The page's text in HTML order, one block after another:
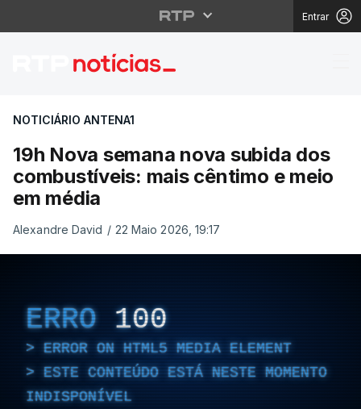
Entrar
19h Nova semana
NOTICIÁRIO ANTENA1
19h Nova semana nova subida dos
combustíveis: mais cêntimo e meio
em média
Alexandre David / 22 Maio 2026, 19:17
ERRO 100
ERROR ON HTML5 MEDIA ELEMENT
ESTE CONTEÚDO ESTÁ NESTE MOMENTO
INDISPONÍVEL